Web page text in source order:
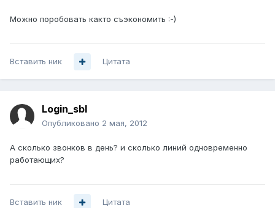
Можно поробовать както съэкономить :-)
Вставить ник Цитата
Login_sbl
Опубликовано 2 мая, 2012
А сколько звонков в день? и сколько линий одновременно
работающих?
Вставить ник Цитата